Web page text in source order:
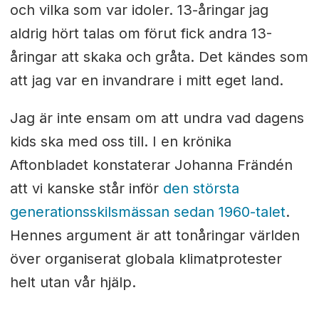
och vilka som var idoler. 13-åringar jag
aldrig hört talas om förut fick andra 13-
åringar att skaka och gråta. Det kändes som
att jag var en invandrare i mitt eget land.
Jag är inte ensam om att undra vad dagens
kids ska med oss till. I en krönika
Aftonbladet konstaterar Johanna Frändén
att vi kanske står inför den största
generationsskilsmässan sedan 1960-talet.
Hennes argument är att tonåringar världen
över organiserat globala klimatprotester
helt utan vår hjälp.